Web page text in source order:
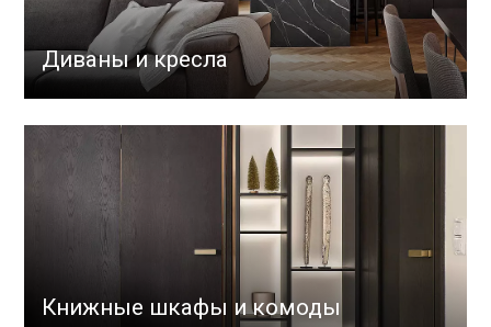
Диваны и кресла
Книжные шкафы и комоды